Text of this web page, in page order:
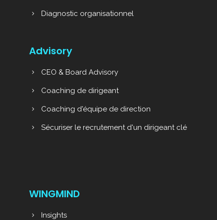
Diagnostic organisationnel
Advisory
CEO & Board Advisory
Coaching de dirigeant
Coaching d'équipe de direction
Sécuriser le recrutement d'un dirigeant clé
WINGMIND
Insights